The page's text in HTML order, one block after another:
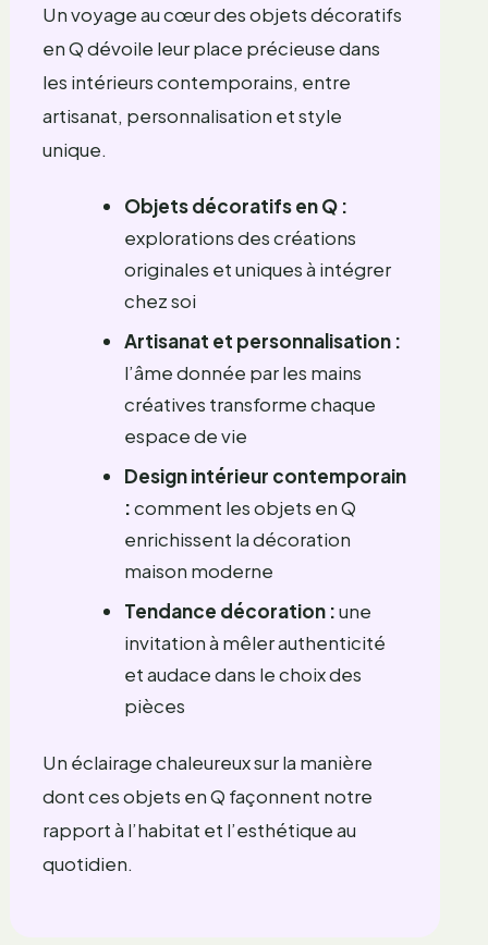
Un voyage au cœur des objets décoratifs
en Q dévoile leur place précieuse dans
les intérieurs contemporains, entre
artisanat, personnalisation et style
unique.
Objets décoratifs en Q :
explorations des créations
originales et uniques à intégrer
chez soi
Artisanat et personnalisation :
l’âme donnée par les mains
créatives transforme chaque
espace de vie
Design intérieur contemporain
:comment les objets en Q
enrichissent la décoration
maison moderne
Tendance décoration :une
invitation à mêler authenticité
et audace dans le choix des
pièces
Un éclairage chaleureux sur la manière
dont ces objets en Q façonnent notre
rapport à l’habitat et l’esthétique au
quotidien.